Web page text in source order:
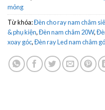
mỏng
Từ khóa:Đèn cho ray nam châm
& phụ kiện,Đèn nam châm 20W,
xoay góc,Đèn ray Led nam châm